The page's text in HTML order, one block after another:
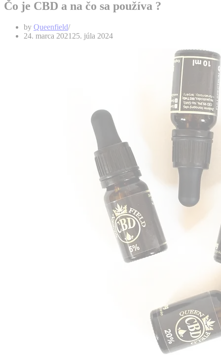
Čo je CBD a na čo sa používa ?
by Queenfield
24. marca 2021 25. júla 2024